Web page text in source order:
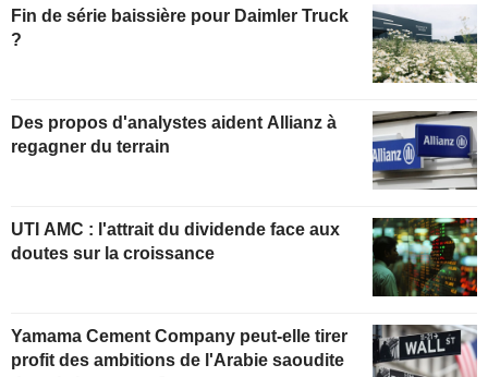
Fin de série baissière pour Daimler Truck
?
Des propos d'analystes aident Allianz à
regagner du terrain
UTI AMC : l'attrait du dividende face aux
doutes sur la croissance
Yamama Cement Company peut-elle tirer
profit des ambitions de l'Arabie saoudite